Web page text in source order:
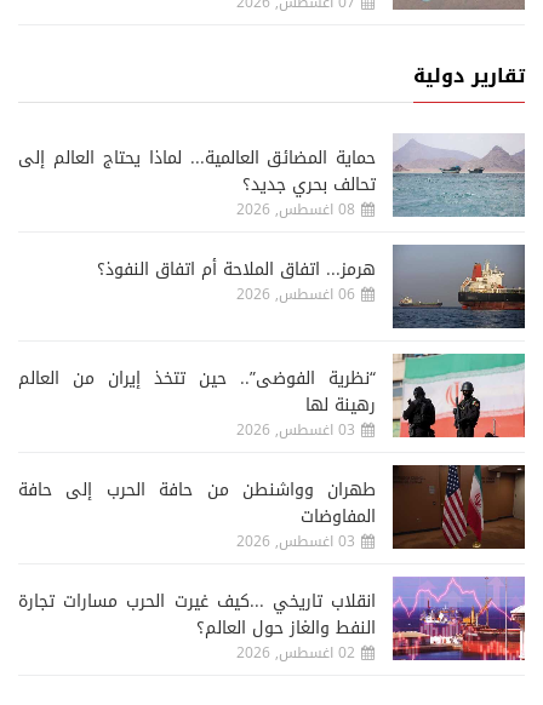
تقارير دولية
حماية المضائق العالمية... لماذا يحتاج العالم إلى
تحالف بحري جديد؟
08 اغسطس, 2026
هرمز... اتفاق الملاحة أم اتفاق النفوذ؟
06 اغسطس, 2026
“نظرية الفوضى”.. حين تتخذ إيران من العالم
رهينة لها
03 اغسطس, 2026
طهران وواشنطن من حافة الحرب إلى حافة
المفاوضات
03 اغسطس, 2026
انقلاب تاريخي ...كيف غيرت الحرب مسارات تجارة
النفط والغاز حول العالم؟
02 اغسطس, 2026